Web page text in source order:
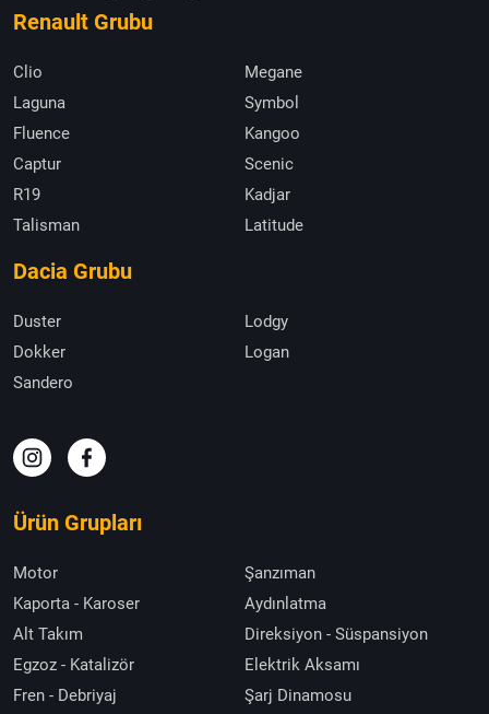
Renault Grubu
Clio
Megane
Laguna
Symbol
Fluence
Kangoo
Captur
Scenic
R19
Kadjar
Talisman
Latitude
Dacia Grubu
Duster
Lodgy
Dokker
Logan
Sandero
Ürün Grupları
Motor
Şanzıman
Kaporta - Karoser
Aydınlatma
Alt Takım
Direksiyon - Süspansiyon
Egzoz - Katalizör
Elektrik Aksamı
Fren - Debriyaj
Şarj Dinamosu